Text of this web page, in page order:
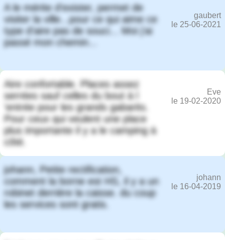
A le mérite d'exister, permet de
visiter la ville...pour ce qui aime ce
type d'aire pas de souci... Moi j'ai
passé mon chemin...
gaubert
le 25-06-2021
Aire confortable. Places assez
serrées sauf celles du bout à l
'entrée pour les grands gabarits.
Pour ceux qui veulent une place
plus importante il y a le camping à
côté.
Eve
le 19-02-2020
johann, Petite rectification,
comment la borne est HS, il y a un
robinet derrière la caisse. du coup
les services sont gratis.
johann
le 16-04-2019